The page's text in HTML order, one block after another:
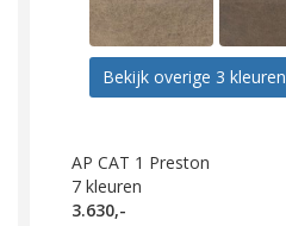
Bekijk overige 3 kleuren
AP CAT 1 Preston
7 kleuren
3.630,-